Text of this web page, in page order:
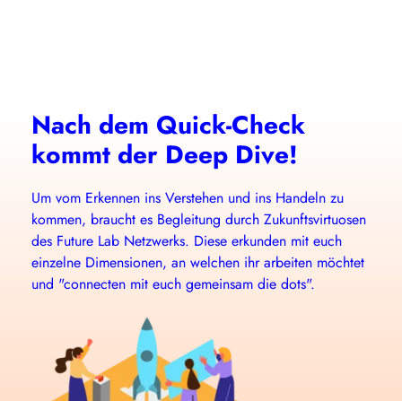
Nach dem Quick-Check
kommt der Deep Dive!
Um vom Erkennen ins Verstehen und ins Handeln zu
kommen, braucht es Begleitung durch Zukunftsvirtuosen
des Future Lab Netzwerks. Diese erkunden mit euch
einzelne Dimensionen, an welchen ihr arbeiten möchtet
und "connecten mit euch gemeinsam die dots".